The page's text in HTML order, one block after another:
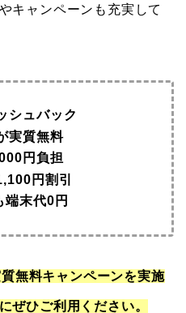
キャンペーンも充実して
シュバック
実質無料
円負担
円割引
端末代0円
無料キャンペーンを実施
ぜひご利用ください。